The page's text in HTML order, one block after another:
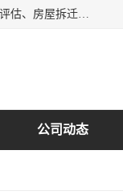
峡岭（重庆）第三方评估咨询有限公司主营：房屋拆迁征收评估、花卉苗木价值评估、资产评估事务所、养殖场评估、房屋拆迁服务公司等，形成了综合一体化的资产评估、财务审计和资产优化处置服务，是在全国同行业中资质全、业务服务范围广、具有影响力的综合服务机构。
公司动态